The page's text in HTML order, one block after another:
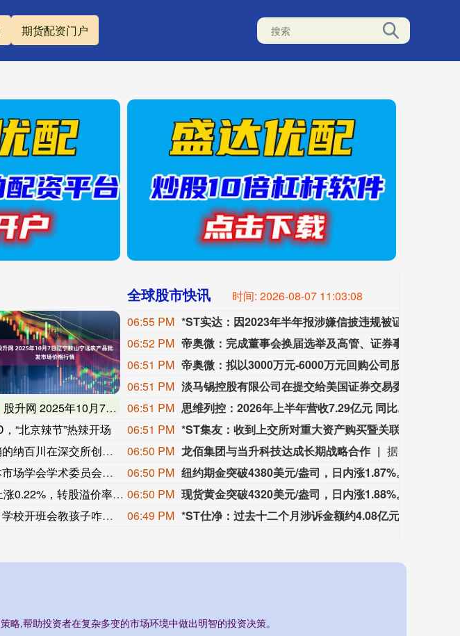
期货配资门户
股升网 2025年10月7日辽宁鞍山宁远农产品批发市场价格行
“北京辣节”热辣开场
川在深交所创业板上市
委员会成立会议并召开资
，转股溢价率138%
会教孩子咋健康成长？
全球股市快讯 时间: 2026-08-07 11:03:09
06:55 PM
06:52 PM
06:51 PM
06:51 PM
06:51 PM
思维列控：2026年上半年营收7.29亿元 同比增长5.73%
06:51 PM
06:50 PM 龙佰集团与当升科技达成长期战略合作
06:50 PM
06:50 PM
06:49 PM
,帮助投资者在复杂多变的市场环境中做出明智的投资决策。